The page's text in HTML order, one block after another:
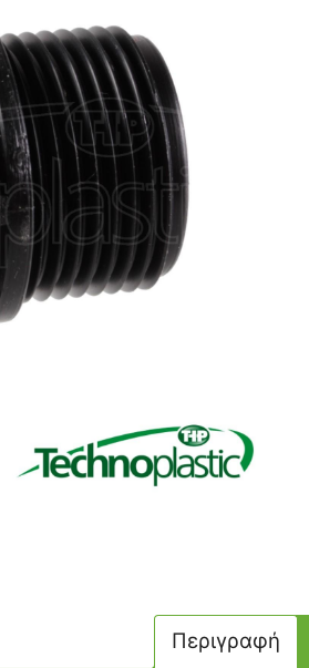
Περιγραφή